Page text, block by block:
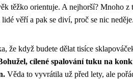
těžko orientuje. A nejhorší? Mnoho z
věří a pak se diví, proč se nic
že když budete dělat tisíce
cílené spalování tuku na
Věda to vyvrátila už před lety, ale